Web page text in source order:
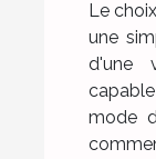
Le
une
d'une
mode